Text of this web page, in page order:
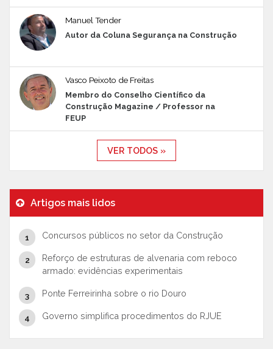
Manuel Tender
Autor da Coluna Segurança na Construção
Vasco Peixoto de Freitas
Membro do Conselho Científico da
Construção Magazine / Professor na
FEUP
VER TODOS »
Artigos mais lidos
Concursos públicos no setor da Construção
Reforço de estruturas de alvenaria com reboco
armado: evidências experimentais
Ponte Ferreirinha sobre o rio Douro
Governo simplifica procedimentos do RJUE